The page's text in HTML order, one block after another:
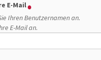
E-Mail
Ihren Benutzernamen an.
E-Mail an.